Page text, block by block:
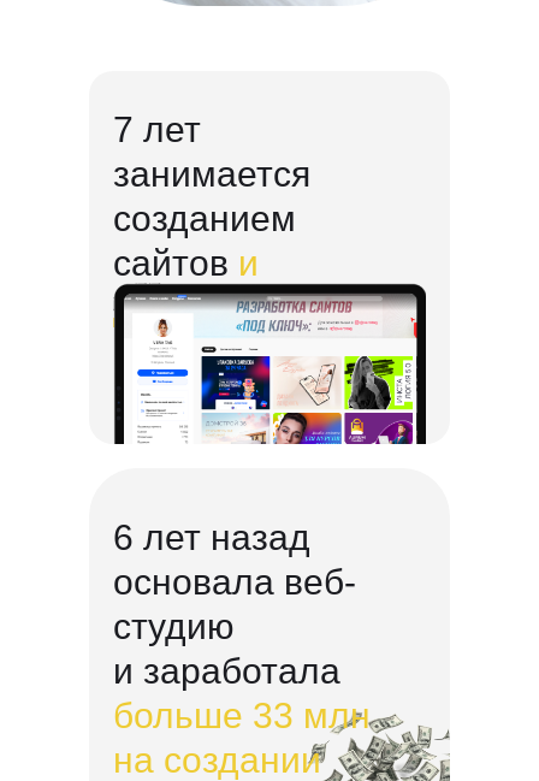
7 лет
занимается
созданием
сайтов и
дизайном
6 лет назад
основала веб-
студию
и заработала
больше 33 млн
на создании